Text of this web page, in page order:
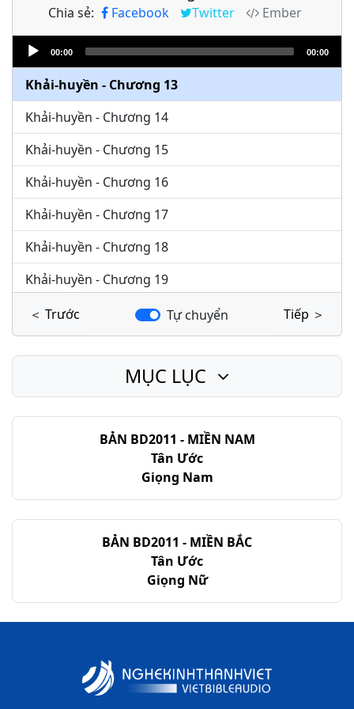
Chia sẻ: Facebook Twitter
Ember
Audio
Player
00:00 00:00
Khải-huyền - Chương 11
Khải-huyền - Chương 12
Khải-huyền - Chương 13
Khải-huyền - Chương 14
Khải-huyền - Chương 15
Khải-huyền - Chương 16
Khải-huyền - Chương 17
Khải-huyền - Chương 18
Khải-huyền - Chương 19
Khải-huyền - Chương 20
Khải-huyền - Chương 22
＜ Trước Tự chuyển Tiếp ＞
BẢN BD2011 - MIỀN NAM
Tân Ước
Giọng Nam
BẢN BD2011 - MIỀN BẮC
Tân Ước
Giọng Nữ
MỤC LỤC